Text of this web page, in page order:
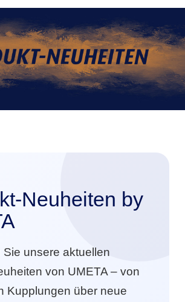
Neuheiten by
Sie unsere aktuellen
von UMETA – von
Kupplungen über neue